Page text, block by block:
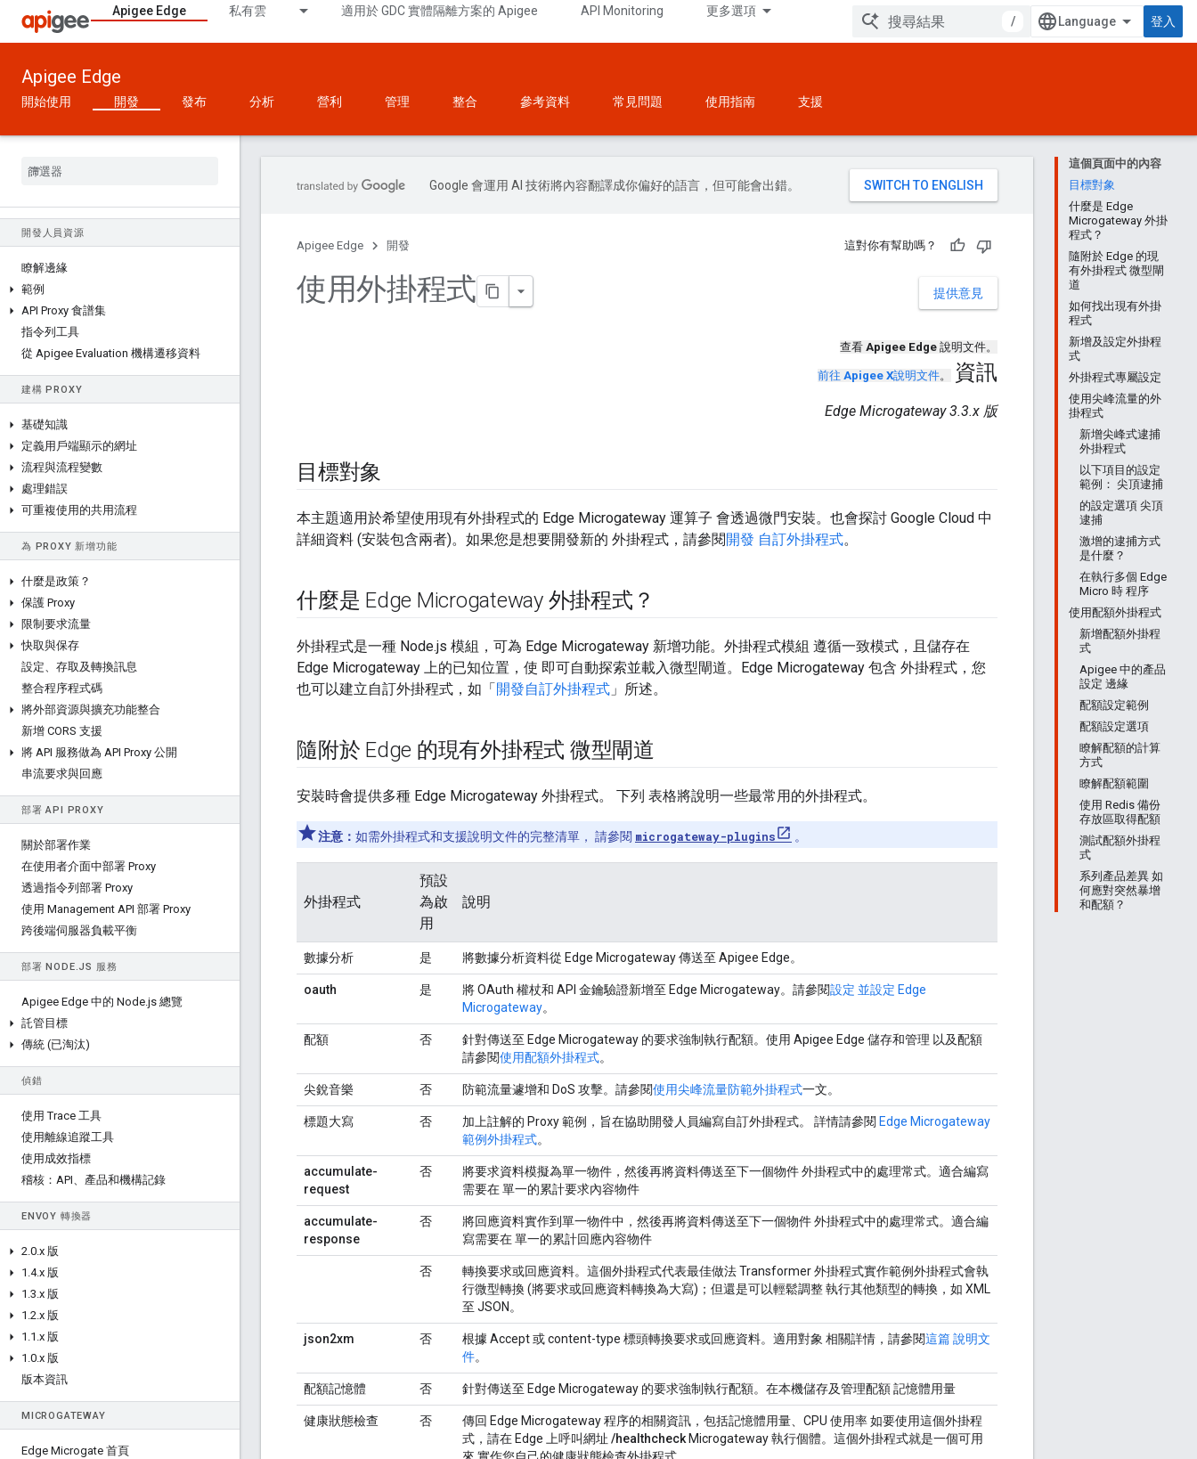
Apigee Edge 私有雲 適用於 GDC 實體隔離方案的 Apigee API Monitoring 更多選項
/ 登入
Apigee Edge
開始使用 開發 發布 分析 營利 管理 整合 參考資料 常見問題 使用指南 支援
開發人員資源
瞭解邊緣
範例
API Proxy 食譜集
指令列工具
從 Apigee Evaluation 機構遷移資料
建構 PROXY
基礎知識
定義用戶端顯示的網址
流程與流程變數
處理錯誤
可重複使用的共用流程
為 PROXY 新增功能
什麼是政策？
保護 Proxy
限制要求流量
快取與保存
設定、存取及轉換訊息
整合程序程式碼
將外部資源與擴充功能整合
新增 CORS 支援
將 API 服務做為 API Proxy 公開
串流要求與回應
部署 API PROXY
關於部署作業
在使用者介面中部署 Proxy
透過指令列部署 Proxy
使用 Management API 部署 Proxy
跨後端伺服器負載平衡
部署 NODE.JS 服務
Apigee Edge 中的 Node.js 總覽
託管目標
傳統 (已淘汰)
偵錯
使用 Trace 工具
使用離線追蹤工具
使用成效指標
稽核：API、產品和機構記錄
ENVOY 轉換器
2.0.x 版
1 .4.x 版
1 .3.x 版
1 .2.x 版
1 .1 .x 版
1 .0.x 版
版本資訊
MICROGATEWAY
Edge Microgate 首頁
這個頁面中的內容
目標對象
什麼是 Edge
Microgateway 外掛
程式？
隨附於 Edge 的現
有外掛程式 微型閘
道
如何找出現有外掛
程式
新增及設定外掛程
式
外掛程式專屬設定
使用尖峰流量的外
掛程式
新增尖峰式逮捕
外掛程式
以下項目的設定
範例： 尖頂逮捕
的設定選項 尖頂
逮捕
激增的逮捕方式
是什麼？
在執行多個 Edge
Micro 時 程序
使用配額外掛程式
新增配額外掛程
式
Apigee 中的產品
設定 邊緣
配額設定範例
配額設定選項
瞭解配額的計算
方式
瞭解配額範圍
使用 Redis 備份
存放區取得配額
測試配額外掛程
式
系列產品差異 如
何應對突然暴增
和配額？
Google 會運用 AI 技術將內容翻譯成你偏好的語言，但可能會出錯。
Apigee Edge 開發 這對你有幫助嗎？
提供意見
使用外掛程式
查看 Apigee Edge 說明文件。
前往 Apigee X說明文件。 資訊
Edge Microgateway 3.3.x 版
目標對象
本主題適用於希望使用現有外掛程式的 Edge Microgateway 運算子 會透過微門安裝。也會探討 Google Cloud 中
詳細資料 (安裝包含兩者)。如果您是想要開發新的 外掛程式，請參閱開發 自訂外掛程式。
什麼是 Edge Microgateway 外掛程式？
外掛程式是一種 Node.js 模組，可為 Edge Microgateway 新增功能。外掛程式模組 遵循一致模式，且儲存在
Edge Microgateway 上的已知位置，使 即可自動探索並載入微型閘道。Edge Microgateway 包含 外掛程式，您
也可以建立自訂外掛程式，如「開發自訂外掛程式 」所述。
隨附於 Edge 的現有外掛程式 微型閘道
安裝時會提供多種 Edge Microgateway 外掛程式。 下列 表格將說明一些最常用的外掛程式。
注意： 如需外掛程式和支援說明文件的完整清單， 請參閱 microgateway-plugins 。
外掛程式
預設
為啟
用
說明
數據分析 是 將數據分析資料從 Edge Microgateway 傳送至 Apigee Edge。
oauth 是 將 OAuth 權杖和 API 金鑰驗證新增至 Edge Microgateway。請參閱設定 並設定 Edge
Microgateway。
配額 否
針對傳送至 Edge Microgateway 的要求強制執行配額。使用 Apigee Edge 儲存和管理 以及配額
請參閱使用配額外掛程式。
尖銳音樂 否 防範流量遽增和 DoS 攻擊。請參閱使用尖峰流量防範外掛程式一文。
標題大寫 否 加上註解的 Proxy 範例，旨在協助開發人員編寫自訂外掛程式。 詳情請參閱 Edge Microgateway
範例外掛程式。
accumulate-
request
否
將要求資料模擬為單一物件，然後再將資料傳送至下一個物件 外掛程式中的處理常式。適合編寫
需要在 單一的累計要求內容物件
accumulate-
response
否
將回應資料實作到單一物件中，然後再將資料傳送至下一個物件 外掛程式中的處理常式。適合編
寫需要在 單一的累計回應內容物件
否
轉換要求或回應資料。這個外掛程式代表最佳做法 Transformer 外掛程式實作範例外掛程式會執
行微型轉換 (將要求或回應資料轉換為大寫)；但還是可以輕鬆調整 執行其他類型的轉換，如 XML
至 JSON。
json2xm 否 根據 Accept 或 content-type 標頭轉換要求或回應資料。適用對象 相關詳情，請參閱這篇 說明文
件。
配額記憶體 否 針對傳送至 Edge Microgateway 的要求強制執行配額。在本機儲存及管理配額 記憶體用量
健康狀態檢查 否
傳回 Edge Microgateway 程序的相關資訊，包括記憶體用量、CPU 使用率 如要使用這個外掛程
式，請在 Edge 上呼叫網址 /healthcheck Microgateway 執行個體。這個外掛程式就是一個可用